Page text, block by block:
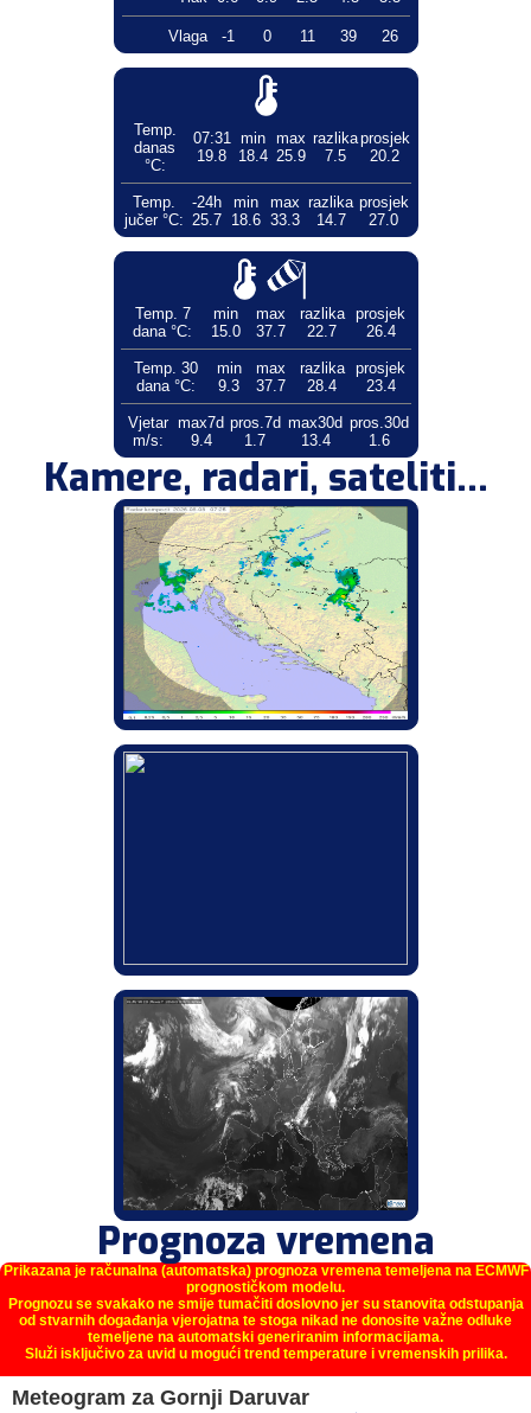
Vlaga -1 0 11 39 26
Temp.
danas
°C:
07:31
19.8
min
18.4
max
25.9
razlika
7.5
prosjek
20.2
Temp.
jučer °C:
-24h
25.7
min
18.6
max
33.3
razlika
14.7
prosjek
27.0
Temp. 7
dana °C:
min
15.0
max
37.7
razlika
22.7
prosjek
26.4
Temp. 30
dana °C:
min
9.3
max
37.7
razlika
28.4
prosjek
23.4
Vjetar
m/s:
max7d
9.4
pros.7d
1.7
max30d
13.4
pros.30d
1.6
Kamere, radari, sateliti...
Prognoza vremena
Prikazana je računalna (automatska) prognoza vremena temeljena na ECMWF
prognostičkom modelu.
Prognozu se svakako ne smije tumačiti doslovno jer su stanovita odstupanja
od stvarnih događanja vjerojatna te stoga nikad ne donosite važne odluke
temeljene na automatski generiranim informacijama.
Služi isključivo za uvid u mogući trend temperature i vremenskih prilika.
Meteogram za Gornji Daruvar